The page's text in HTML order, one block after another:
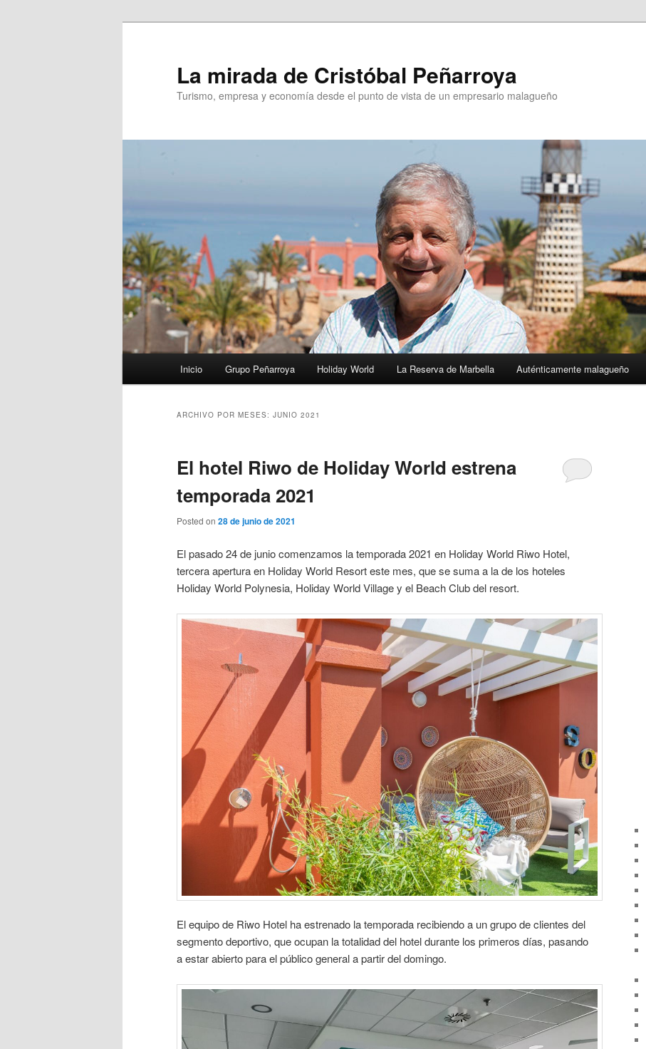
La mirada de Cristóbal Peñarroya
Turismo, empresa y economía desde el punto de vista de un empresario malagueño
Inicio Grupo Peñarroya Holiday World La Reserva de Marbella Auténticamente malagueño
ARCHIVO POR MESES: JUNIO 2021
El hotel Riwo de Holiday World estrena
temporada 2021
Posted on 28 de junio de 2021
El pasado 24 de junio comenzamos la temporada 2021 en Holiday World Riwo Hotel,
tercera apertura en Holiday World Resort este mes, que se suma a la de los hoteles
Holiday World Polynesia, Holiday World Village y el Beach Club del resort.
El equipo de Riwo Hotel ha estrenado la temporada recibiendo a un grupo de clientes del
segmento deportivo, que ocupan la totalidad del hotel durante los primeros días, pasando
a estar abierto para el público general a partir del domingo.